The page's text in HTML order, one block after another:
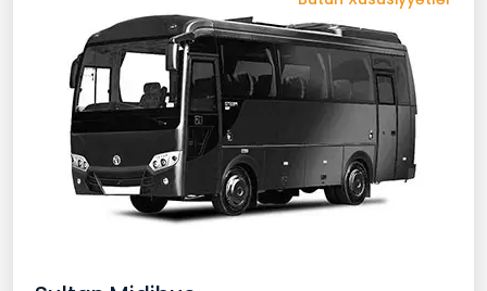
Avtomobilin Xüsusiyyətləri
25 Nəfərlik
25 Baqaj
24/7 Müştəri Xidmətləri
Bluetooth
Dezinfeksiya
Gizli Xərclər Yoxdur
Köçürmə Zəmanəti
Peşəkar Sürücü
Pulsuz Sərnişin Siğortasi
Qapıdan Qapıya
Signage Xoş Gəlmisiniz
Soyuq İçki